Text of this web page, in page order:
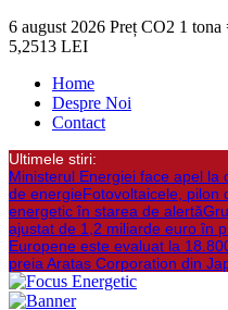
6 august 2026 Preț CO2 1
5,2513 LEI
Home
Despre Noi
Contact
Ultimele stiri:
Ministerul Energiei face apel
de energieFotovoltaicele, pilon
energetic în starea de alertă
ajustat de 1,2 miliarde euro în
Europene este evaluat la
preia Aratas Corporation din